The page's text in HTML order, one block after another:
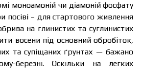
моноамоній чи діамоній фосфату
посіві – для стартового живлення
на глинистих та суглинистих
восени під основний обробіток,
та супіщаних ґрунтах — бажано
березні. Оскільки на легких
та приймаю політику
даних.
та приймаю політику
даних.